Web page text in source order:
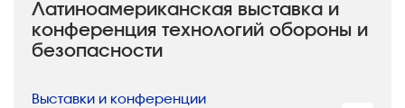
Латиноамериканская выставка и
конференция технологий обороны и
безопасности
Выставки и конференции